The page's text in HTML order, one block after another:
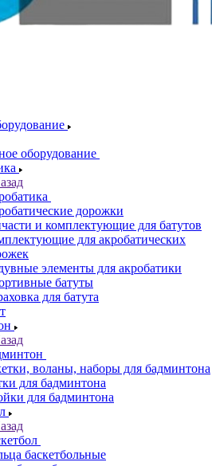
оборудование
дорожки
и комплектующие для батутов
для акробатических
элементы для акробатики
батуты
для батута
воланы, наборы для бадминтона
для бадминтона
для бадминтона
баскетбольные